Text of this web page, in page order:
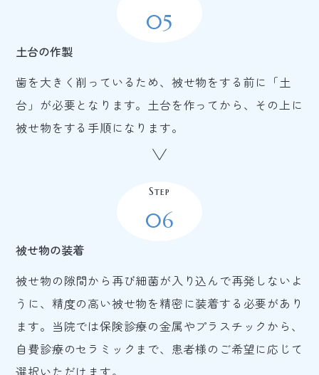
05
土台の作製
歯を大きく削っているため、被せ物をする前に「土
台」が必要となります。土台を作ってから、その上に
被せ物をする手順になります。
Step
06
被せ物の装着
被せ物の隙間から再び細菌が入り込んで再発しないよ
うに、精度の高い被せ物を精密に装着する必要があり
ます。当院では保険診療の金属やプラスチックから、
自費診療のセラミックまで、患者様のご希望に応じて
選択いただけます。